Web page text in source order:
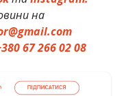
на
67 266 02 08